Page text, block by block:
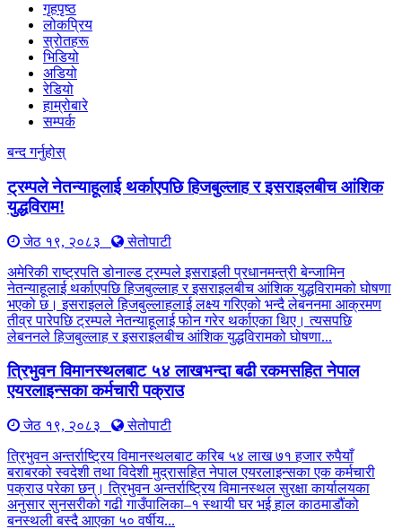
गृहपृष्ठ
लोकप्रिय
स्रोतहरू
भिडियो
अडियो
रेडियो
हाम्रोबारे
सम्पर्क
बन्द गर्नुहोस्
ट्रम्पले नेतन्याहूलाई थर्काएपछि हिजबुल्लाह र इसराइलबीच आंशिक
युद्धविराम!
जेठ १९, २०८३
सेतोपाटी
अमेरिकी राष्ट्रपति डोनाल्ड ट्रम्पले इसराइली प्रधानमन्त्री बेन्जामिन
नेतन्याहूलाई थर्काएपछि हिजबुल्लाह र इसराइलबीच आंशिक युद्धविरामको घोषणा
भएको छ। इसराइलले हिजबुल्लाहलाई लक्ष्य गरिएको भन्दै लेबननमा आक्रमण
तीव्र पारेपछि ट्रम्पले नेतन्याहूलाई फोन गरेर थर्काएका थिए। त्यसपछि
लेबननले हिजबुल्लाह र इसराइलबीच आंशिक युद्धविरामको घोषणा...
त्रिभुवन विमानस्थलबाट ५४ लाखभन्दा बढी रकमसहित नेपाल
एयरलाइन्सका कर्मचारी पक्राउ
जेठ १९, २०८३
सेतोपाटी
त्रिभुवन अन्तर्राष्ट्रिय विमानस्थलबाट करिब ५४ लाख ७१ हजार रुपैयाँ
बराबरको स्वदेशी तथा विदेशी मुद्रासहित नेपाल एयरलाइन्सका एक कर्मचारी
पक्राउ परेका छन्। त्रिभुवन अन्तर्राष्ट्रिय विमानस्थल सुरक्षा कार्यालयका
अनुसार सुनसरीको गढी गाउँपालिका–१ स्थायी घर भई हाल काठमाडौंको
बनस्थली बस्दै आएका ५० वर्षीय...